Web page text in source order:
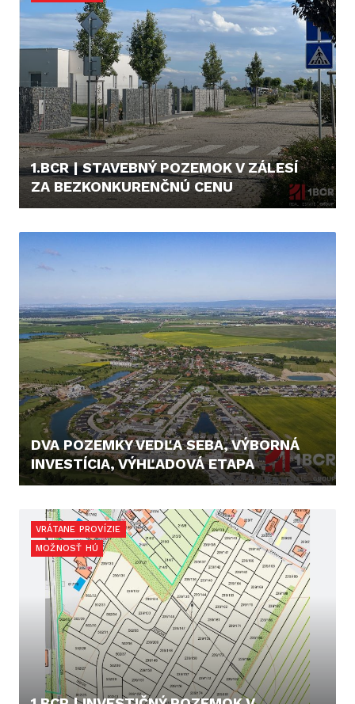
1.BCR | STAVEBNÝ POZEMOK V ZÁLESÍ
ZA BEZKONKURENČNÚ CENU
DVA POZEMKY VEDĽA SEBA, VÝBORNÁ
INVESTÍCIA, VÝHĽADOVÁ ETAPA
VRÁTANE PROVÍZIE
MOŽNOSŤ HÚ